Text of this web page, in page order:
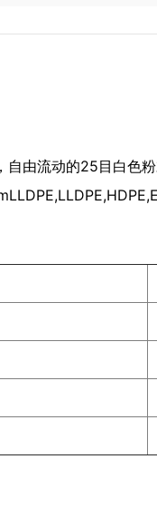
自由流动的25目白